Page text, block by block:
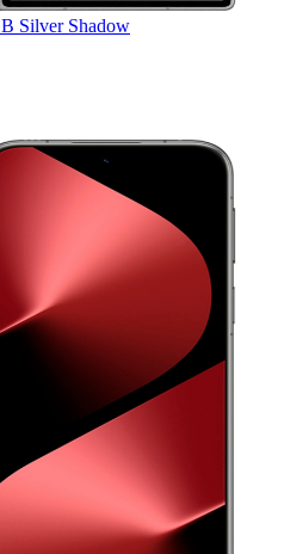
Silver Shadow